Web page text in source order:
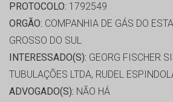
PROTOCOLO: 1792549
ORGÃO: COMPANHIA DE GÁS DO
GROSSO DO SUL
INTERESSADO(S): GEORG FISCHER
TUBULAÇÕES LTDA, RUDEL
ADVOGADO(S): NÃO HÁ